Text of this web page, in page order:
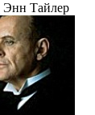
Энн Тайлер